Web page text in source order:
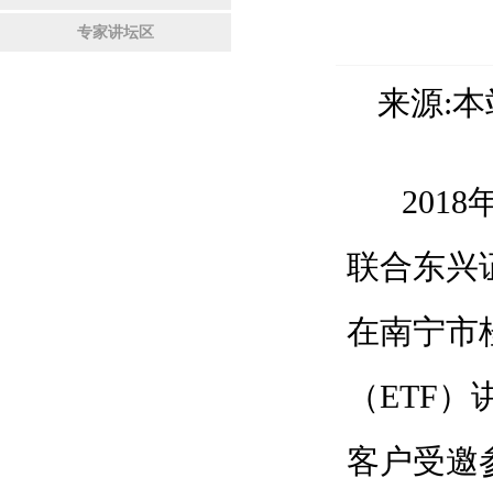
专家讲坛区
来源:本
2018
联合东兴
在南宁市
（ETF
客户受邀